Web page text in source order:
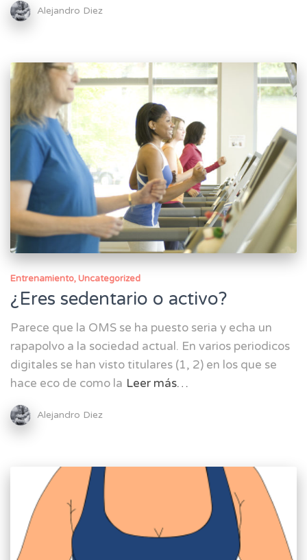
Alejandro Diez
Entrenamiento Uncategorized
¿Eres sedentario o activo?
Parece que la OMS se ha puesto seria y echa un
rapapolvo a la sociedad actual. En varios periodicos
digitales se han visto titulares (1, 2) en los que se
hace eco de como la Leer más…
Alejandro Diez